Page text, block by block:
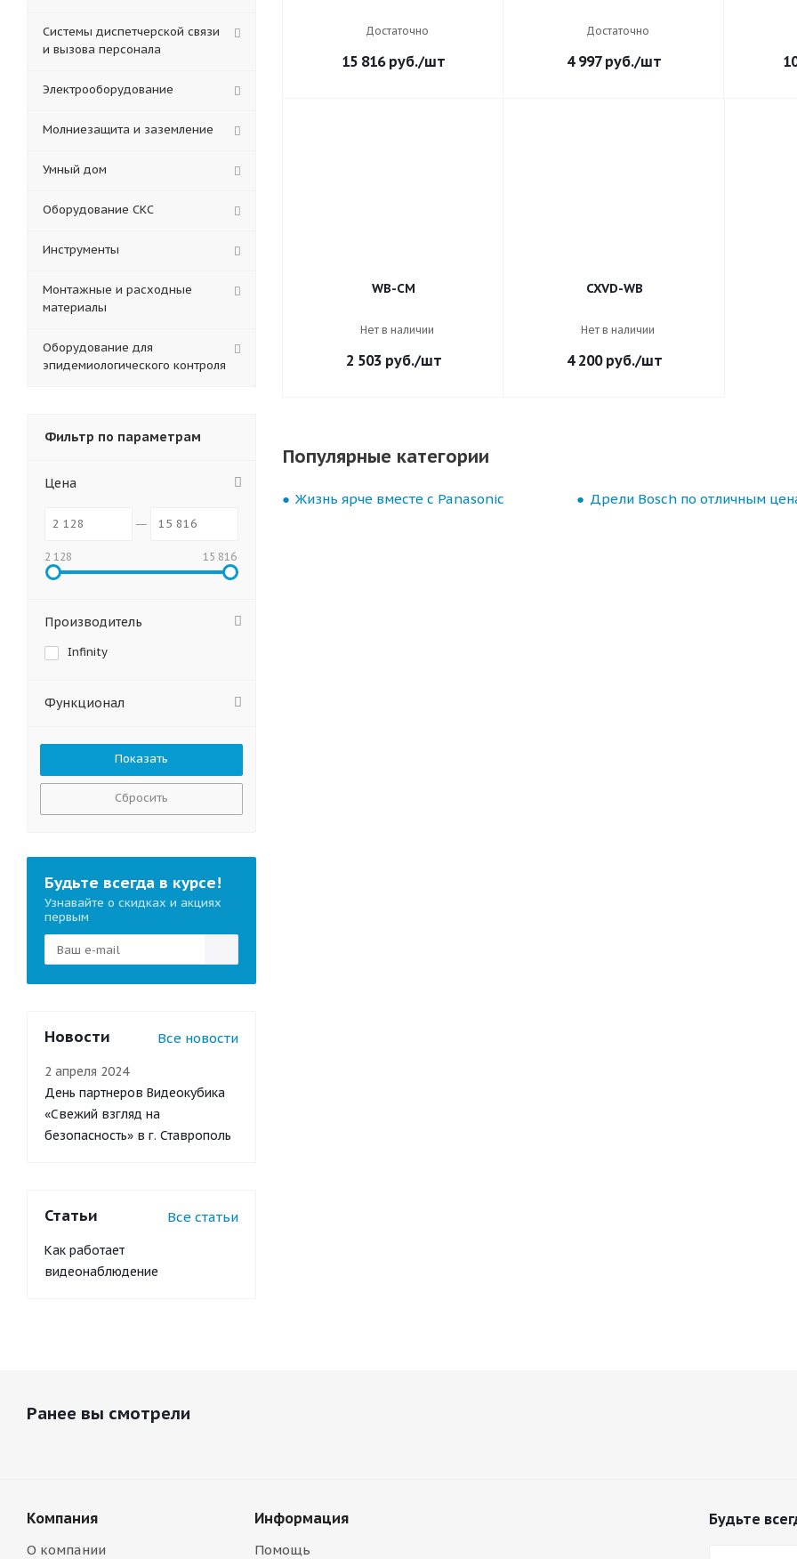
Достаточно
15 816руб./шт
Достаточно
4 997руб./шт
WB-CM
Нет в наличии
2 503руб./шт
CXVD-WB
Нет в наличии
4 200руб./шт
Популярные категории
Жизнь ярче вместе с Panasonic Дрели Bosch по отличным
Системы диспетчерской связи
и вызова персонала
Электрооборудование
Молниезащита и заземление
Умный дом
Оборудование СКС
Инструменты
Монтажные и расходные
материалы
Оборудование для
эпидемиологического контроля
Фильтр по параметрам
Цена
2 128 15 816
Производитель
Infinity
Функционал
Сбросить
Будьте всегда в курсе!
Узнавайте о скидках и акциях
первым
Новости Все новости
2 апреля 2024
День партнеров Видеокубика
«Свежий взгляд на
безопасность» в г. Ставрополь
Статьи Все статьи
Как работает
видеонаблюдение
Ранее вы смотрели
Компания
О компании
Информация
Помощь
Будьте